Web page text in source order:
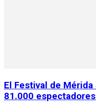
El Festival de
81.000